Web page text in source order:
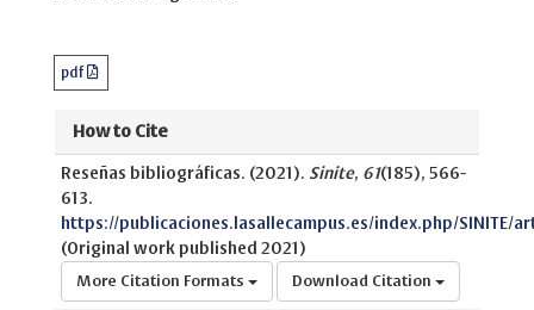
pdf
How to Cite
Reseñas bibliográficas. (2021). Sinite, 61(185), 566-
613.
https://publicaciones.lasallecampus.es/index.php/SINITE/
(Original work published 2021)
More Citation Formats Download Citation